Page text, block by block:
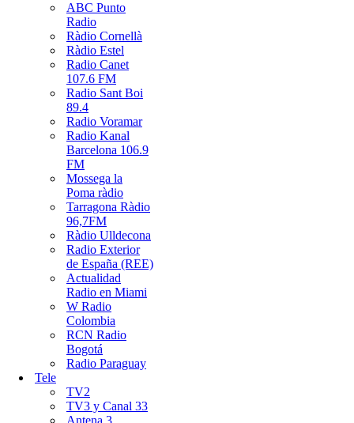
ABC Punto
Radio
Ràdio Cornellà
Ràdio Estel
Radio Canet
107.6 FM
Radio Sant Boi
89.4
Radio Voramar
Radio Kanal
Barcelona 106.9
FM
Mossega la
Poma ràdio
Tarragona Ràdio
96,7FM
Ràdio Ulldecona
Radio Exterior
de España (REE)
Actualidad
Radio en Miami
W Radio
Colombia
RCN Radio
Bogotá
Radio Paraguay
Tele
TV2
TV3 y Canal 33
Antena 3